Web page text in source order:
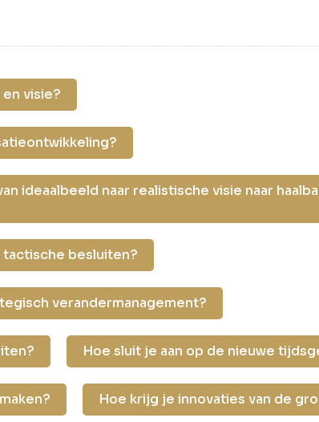
visie?
ideaalbeeld naar realistische visie naar
besluiten?
verandermanagement?
Hoe sluit je aan op de nieuwe
Hoe krijg je innovaties van de